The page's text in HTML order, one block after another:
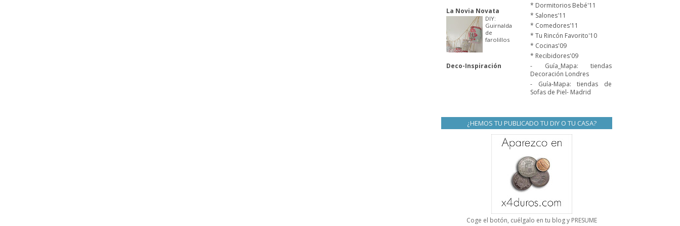
La Novia Novata
DIY:
Guirnalda
de
farolillos
Deco-Inspiración
* Dormitorios Bebé'11
* Salones'11
* Comedores'11
* Tu Rincón Favorito'10
* Cocinas'09
* Recibidores'09
- Guía_Mapa: tiendas
Decoración Londres
- Guía-Mapa: tiendas de
Sofas de Piel- Madrid
¿HEMOS TU PUBLICADO TU DIY O TU CASA?
Coge el botón, cuélgalo en tu blog y PRESUME